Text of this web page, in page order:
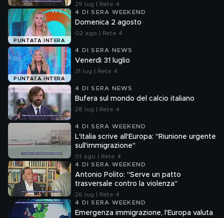
29 lug | Rete 4
PUNTATA INTERA
4 DI SERA WEEKEND
Domenica 2 agosto
02 ago | Rete 4
PUNTATA INTERA
4 DI SERA NEWS
Venerdì 31 luglio
31 lug | Rete 4
4 DI SERA NEWS
Bufera sul mondo del calcio italiano
28 lug | Rete 4
4 DI SERA WEEKEND
L'Italia scrive all'Europa: "Riunione urgente
sull'immigrazione"
01 ago | Rete 4
4 DI SERA WEEKEND
Antonio Polito: "Serve un patto
trasversale contro la violenza"
26 lug | Rete 4
4 DI SERA WEEKEND
Emergenza immigrazione, l'Europa valuta